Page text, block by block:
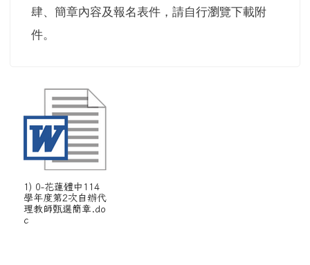
肆、簡章內容及報名表件，請自行瀏覽下載附
件。
1) 0-花蓮體中114
學年度第2次自辦代
理教師甄選簡章.do
c